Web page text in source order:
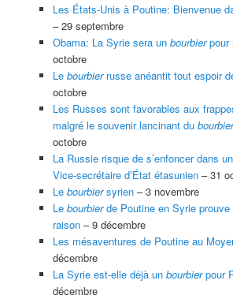
Les États-Unis à Poutine: Bienvenue
– 29 septembre
Obama: La Syrie sera un bourbierpour
octobre
Le bourbierrusse anéantit tout espoir
octobre
Les Russes sont favorables aux
malgré le souvenir lancinant du bourbier
octobre
La Russie risque de s’enfoncer dans un
Vice-secrétaire d’État étasunien– 31
Le bourbiersyrien– 3 novembre
Le bourbierde Poutine en Syrie prouve
raison– 9 décembre
Les mésaventures de Poutine au
décembre
La Syrie est-elle déjà un bourbierpour
décembre